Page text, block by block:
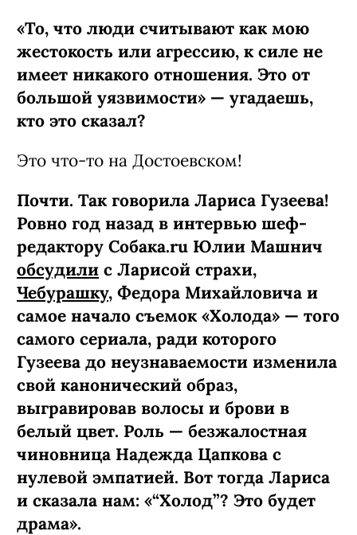
«То, что люди считывают как мою
жестокость или агрессию, к силе не
имеет никакого отношения. Это от
большой уязвимости» — угадаешь,
кто это сказал?
Это что-то на Достоевском!
Почти. Так говорила Лариса Гузеева!
Ровно год назад в интервью шеф-
редактору Собака.ru Юлии Машнич
обсудили с Ларисой страхи,
Чебурашку, Федора Михайловича и
самое начало съемок «Холода» — того
самого сериала, ради которого
Гузеева до неузнаваемости изменила
свой канонический образ,
выгравировав волосы и брови в
белый цвет. Роль — безжалостная
чиновница Надежда Цапкова с
нулевой эмпатией. Вот тогда Лариса
и сказала нам: «“Холод”? Это будет
драма».